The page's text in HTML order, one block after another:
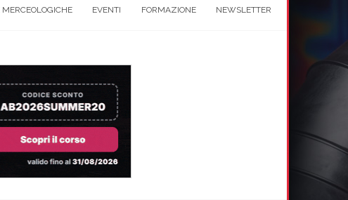
MERCEOLOGICHE EVENTI FORMAZIONE NEWSLETTER